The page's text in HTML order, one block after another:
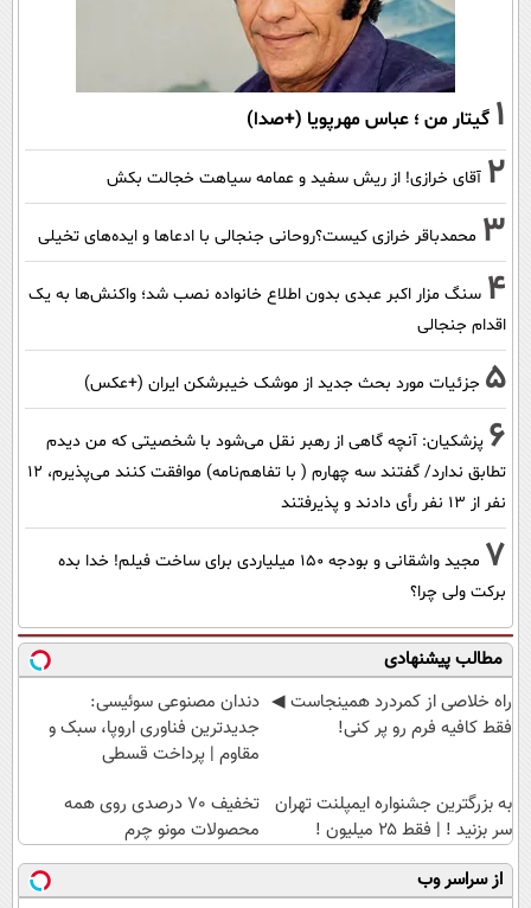
1 گیتار من ؛ عباس مهرپویا (+صدا)
2 آقای خرازی! از ریش سفید و عمامه سیاهت خجالت بکش
3 محمدباقر خرازی کیست؟روحانی جنجالی با ادعاها و ایده‌های تخیلی
4 سنگ مزار اکبر عبدی بدون اطلاع خانواده نصب شد؛ واکنش‌ها به یک
اقدام جنجالی
5 جزئیات مورد بحث جدید از موشک خیبرشکن ایران (+عکس)
6 پزشکیان‌: آنچه گاهی از رهبر نقل می‌شود با شخصیتی که من دیدم
تطابق ندارد/ گفتند سه چهارم ( با تفاهم‌نامه) موافقت کنند می‌پذیرم، 12
نفر از 13 نفر رأی دادند و پذیرفتند
7
مجید واشقانی و بودجه 150 میلیاردی برای ساخت فیلم! خدا بده
برکت ولی چرا؟
مطالب پیشنهادی
‌راه خلاصی از کمردرد همینجاست ◀
فقط کافیه فرم رو پر کنی!
دندان مصنوعی سوئیسی:
جدیدترین فناوری اروپا، سبک و
مقاوم | پرداخت قسطی
به بزرگترین جشنواره ایمپلنت تهران
سر بزنید ! | فقط ۲۵ میلیون !
تخفیف 70 درصدی روی همه
محصولات مونو چرم
از سراسر وب